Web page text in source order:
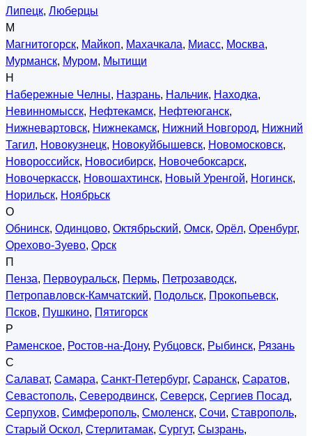
Липецк, Люберцы
М
Магнитогорск, Майкоп, Махачкала, Миасс, Москва,
Мурманск, Муром, Мытищи
Н
Набережные Челны, Назрань, Нальчик, Находка,
Невинномысск, Нефтекамск, Нефтеюганск,
Нижневартовск, Нижнекамск, Нижний Новгород, Нижний
Тагил, Новокузнецк, Новокуйбышевск, Новомосковск,
Новороссийск, Новосибирск, Новочебоксарск,
Новочеркасск, Новошахтинск, Новый Уренгой, Ногинск,
Норильск, Ноябрьск
О
Обнинск, Одинцово, Октябрьский, Омск, Орёл, Оренбург,
Орехово-Зуево, Орск
П
Пенза, Первоуральск, Пермь, Петрозаводск,
Петропавловск-Камчатский, Подольск, Прокопьевск,
Псков, Пушкино, Пятигорск
Р
Раменское, Ростов-на-Дону, Рубцовск, Рыбинск, Рязань
С
Салават, Самара, Санкт-Петербург, Саранск, Саратов,
Севастополь, Северодвинск, Северск, Сергиев Посад,
Серпухов, Симферополь, Смоленск, Сочи, Ставрополь,
Старый Оскол, Стерлитамак, Сургут, Сызрань,